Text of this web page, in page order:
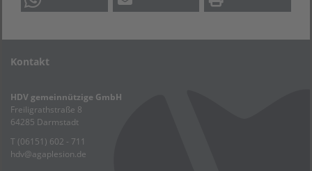
Kontakt
HDV gemeinnützige GmbH
Freiligrathstraße 8
64285 Darmstadt
T (06151) 602 - 711
hdv@agaplesion.de